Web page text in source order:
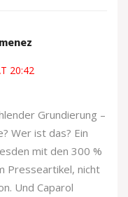
20:42
Grundierung –
Wer ist das? Ein
mit den 300 %
Presseartikel, nicht
Und Caparol